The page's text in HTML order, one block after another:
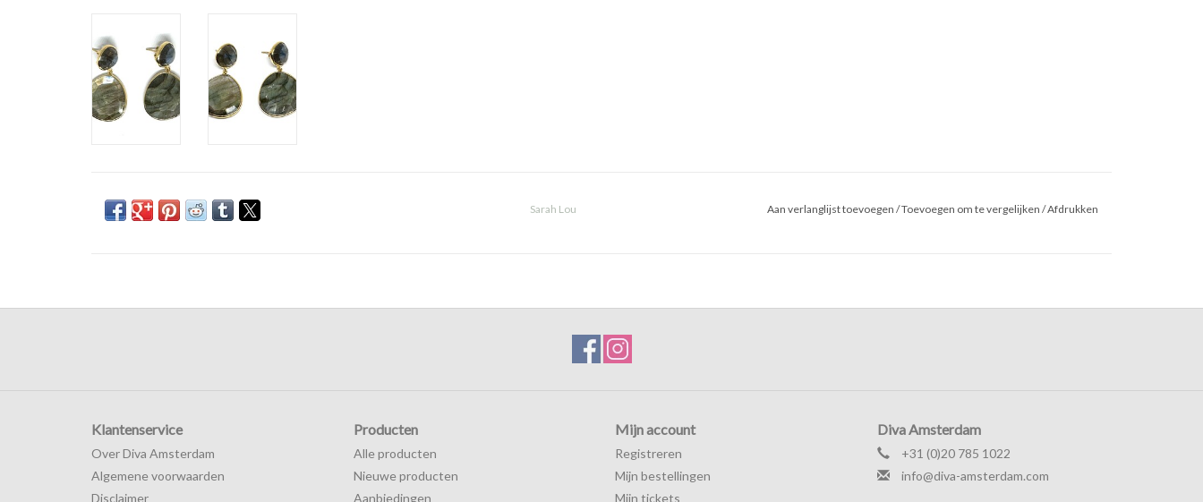
Sarah Lou Aan verlanglijst toevoegen /Toevoegen om te vergelijken /Afdrukken
Klantenservice
Over Diva Amsterdam
Algemene voorwaarden
Disclaimer
Producten
Alle producten
Nieuwe producten
Aanbiedingen
Mijn account
Registreren
Mijn bestellingen
Mijn tickets
Diva Amsterdam
+31 (0)20 785 1022
info@diva-amsterdam.com